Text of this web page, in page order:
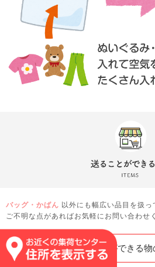
バッグ・かばん 以外にも幅広い品目を扱っ
ご不明な点があればお気軽にお問い合わせ
送ることができる物